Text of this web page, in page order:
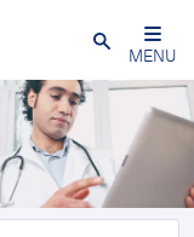
Schließen
MENU